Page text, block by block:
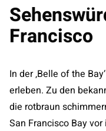
Francisco
In der ‚Belle of the
erleben. Zu den
die rotbraun
San Francisco Bay